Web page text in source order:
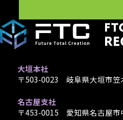
大垣本社
〒503-0023 岐阜県大垣市笠
名古屋支社
〒453-0015 愛知県名古屋市